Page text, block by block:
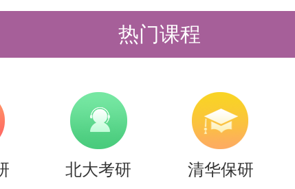
资格复审确认合格后方可被录取
博士研究生拟录取名单公示】的
研清北的同学们节约时间，提高
热门课程
北大考研 清华保研